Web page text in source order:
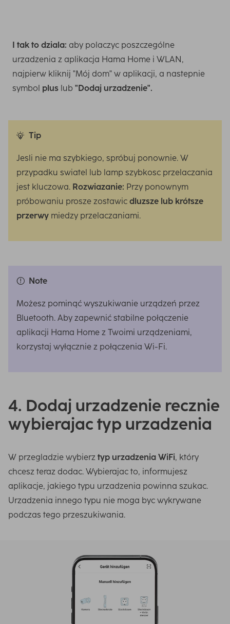
I tak to dziala: aby polaczyc poszczególne
urzadzenia z aplikacja Hama Home i WLAN,
najpierw kliknij "Mój dom" w aplikacji, a nastepnie
symbol plus lub "Dodaj urzadzenie".
Tip
Jesli nie ma szybkiego, spróbuj ponownie. W
przypadku swiatel lub lamp szybkosc przelaczania
jest kluczowa. Rozwiazanie: Przy ponownym
próbowaniu prosze zostawic dluzsze lub krótsze
przerwy miedzy przelaczaniami.
Note
Możesz pominąć wyszukiwanie urządzeń przez
Bluetooth. Aby zapewnić stabilne połączenie
aplikacji Hama Home z Twoimi urządzeniami,
korzystaj wyłącznie z połączenia Wi-Fi.
4. Dodaj urzadzenie recznie
wybierajac typ urzadzenia
W przegladzie wybierz typ urzadzenia WiFi, który
chcesz teraz dodac. Wybierajac to, informujesz
aplikacje, jakiego typu urzadzenia powinna szukac.
Urzadzenia innego typu nie moga byc wykrywane
podczas tego przeszukiwania.